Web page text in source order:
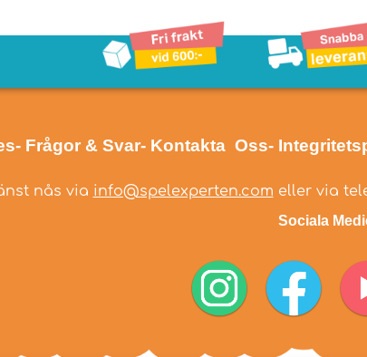
- Frågor & Svar- Kontakta Oss-
nås via info@spelexperten.com eller via
Sociala